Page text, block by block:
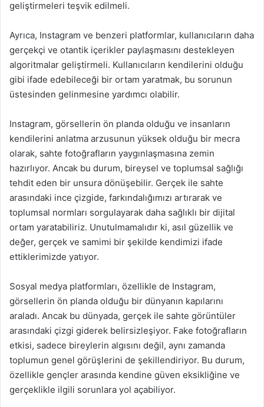
geliştirmeleri teşvik edilmeli.
Ayrıca, Instagram ve benzeri platformlar, kullanıcıların daha
gerçekçi ve otantik içerikler paylaşmasını destekleyen
algoritmalar geliştirmeli. Kullanıcıların kendilerini olduğu
gibi ifade edebileceği bir ortam yaratmak, bu sorunun
üstesinden gelinmesine yardımcı olabilir.
Instagram, görsellerin ön planda olduğu ve insanların
kendilerini anlatma arzusunun yüksek olduğu bir mecra
olarak, sahte fotoğrafların yaygınlaşmasına zemin
hazırlıyor. Ancak bu durum, bireysel ve toplumsal sağlığı
tehdit eden bir unsura dönüşebilir. Gerçek ile sahte
arasındaki ince çizgide, farkındalığımızı artırarak ve
toplumsal normları sorgulayarak daha sağlıklı bir dijital
ortam yaratabiliriz. Unutulmamalıdır ki, asıl güzellik ve
değer, gerçek ve samimi bir şekilde kendimizi ifade
ettiklerimizde yatıyor.
Sosyal medya platformları, özellikle de Instagram,
görsellerin ön planda olduğu bir dünyanın kapılarını
araladı. Ancak bu dünyada, gerçek ile sahte görüntüler
arasındaki çizgi giderek belirsizleşiyor. Fake fotoğrafların
etkisi, sadece bireylerin algısını değil, aynı zamanda
toplumun genel görüşlerini de şekillendiriyor. Bu durum,
özellikle gençler arasında kendine güven eksikliğine ve
gerçeklikle ilgili sorunlara yol açabiliyor.